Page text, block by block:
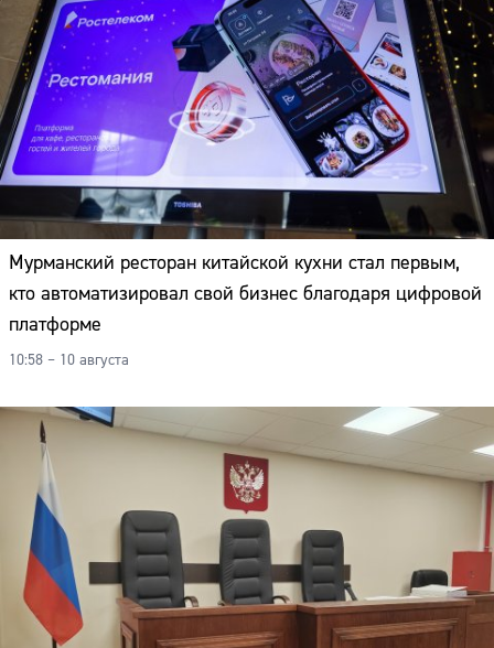
Мурманский ресторан китайской кухни стал первым,
кто автоматизировал свой бизнес благодаря цифровой
платформе
10:58 – 10 августа